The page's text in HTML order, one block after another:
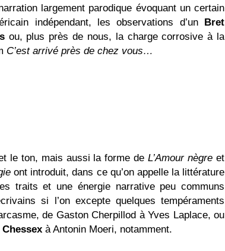
largement parodique évoquant un certain
indépendant, les observations d’un Bret
ou, plus près de nous, la charge corrosive à la
C’est arrivé près de chez vous…
le ton, mais aussi la forme deL’Amour nègre et
ont introduit, dans ce qu’on appelle la littérature
traits et une énergie narrative peu communs
si l’on excepte quelques tempéraments
de Gaston Cherpillod à Yves Laplace, ou
à Antonin Moeri, notamment.